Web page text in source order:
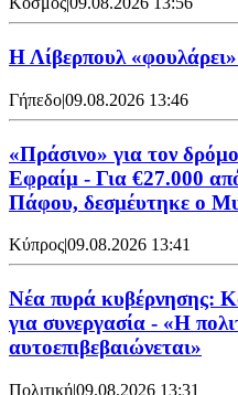
Η Λίβερπουλ
Γήπεδο|09.08.2026 13:46
«Πράσινο» για τον
Εφραίμ - Για €27.000
Πάφου, δεσμέυτηκε ο
Κύπρος|09.08.2026 13:41
Νέα πυρά κυβέρνησης:
για συνεργασία - «Η
αυτοεπιβεβαιώνεται»
Πολιτική|09.08.2026 13:31